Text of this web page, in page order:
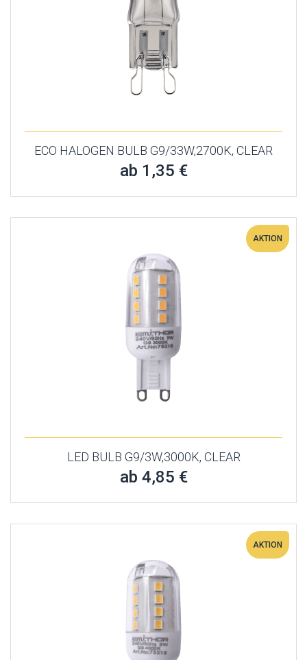
ECO HALOGEN BULB G9/33W,2700K, CLEAR
ab 1,35 €
AKTION
LED BULB G9/3W,3000K, CLEAR
ab 4,85 €
AKTION